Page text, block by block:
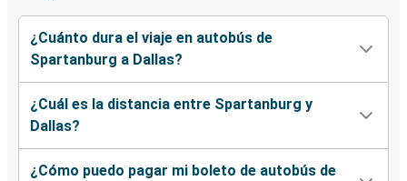
¿Cuánto dura el viaje en autobús de
Spartanburg a Dallas?
¿Cuál es la distancia entre Spartanburg y
Dallas?
¿Cómo puedo pagar mi boleto de autobús de